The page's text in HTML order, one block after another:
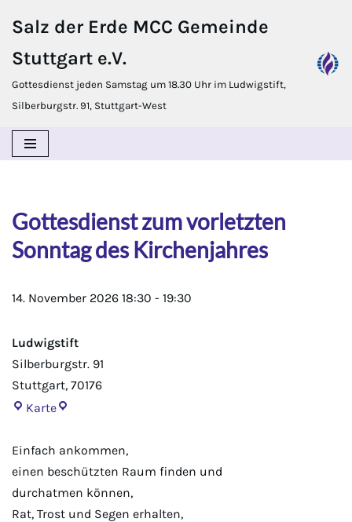
Inhalt
springen
Salz der Erde MCC Gemeinde
Stuttgart e.V.
Gottesdienst jeden Samstag um 18.30 Uhr im Ludwigstift,
Silberburgstr. 91, Stuttgart-West
Gottesdienst zum vorletzten
Sonntag des Kirchenjahres
14. November 2026 18:30 - 19:30
Ludwigstift
Silberburgstr. 91
Stuttgart, 70176
Karte
Einfach ankommen,
einen beschützten Raum finden und
durchatmen können,
Rat, Trost und Segen erhalten,